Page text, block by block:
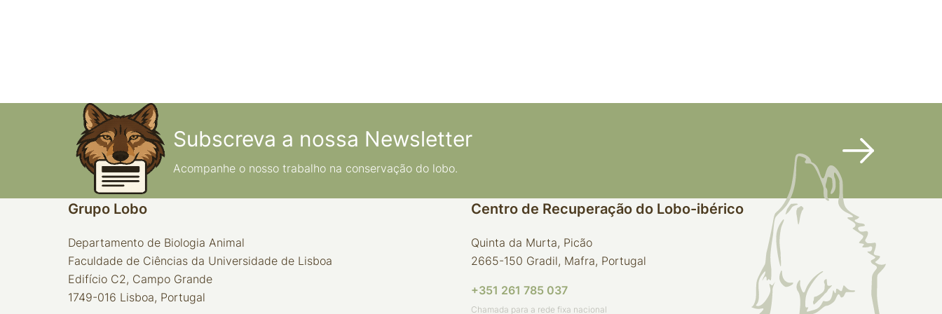
Subscreva a nossa Newsletter
Acompanhe o nosso trabalho na conservação do lobo.
Grupo Lobo
Departamento de Biologia Animal
Faculdade de Ciências da Universidade de Lisboa
Edifício C2, Campo Grande
1749-016 Lisboa, Portugal
Centro de Recuperação do Lobo-ibérico
Quinta da Murta, Picão
2665-150 Gradil, Mafra, Portugal
+351 261 785 037
Chamada para a rede fixa nacional